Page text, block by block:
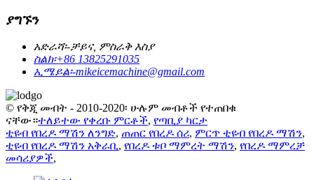
ያግኙን
አድራሻ፡-ቻይና, ምስራቅ እስያ
ስልክ፡+86 13825291035
ኢሜይል፡-mikeicemachine@gmail.com
© የቅጂ መብት - 2010-2020፡ ሁሉም መብቶች የተጠበቁ
ናቸው።ተለይተው የቀረቡ ምርቶች, የጣቢያ ካርታ
ቲዩብ የበረዶ ማሽን ለንግድ, ጠጠር የበረዶ ሰሪ, ምርጥ ቲዩብ የበረዶ ማሽን,
ቲዩብ የበረዶ ማሽን አቅራቢ, የበረዶ ቱቦ ማምረት ማሽን, የበረዶ ማምረቻ
መሳሪያዎች,